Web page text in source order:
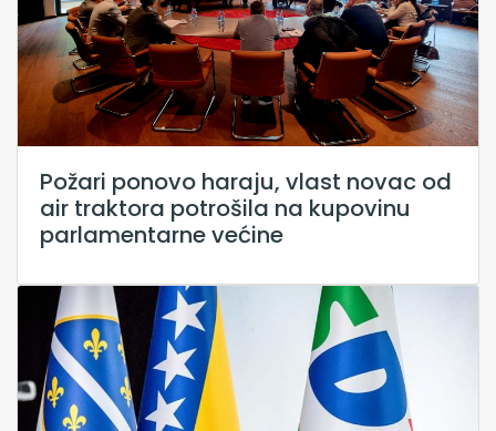
Požari ponovo haraju, vlast novac od
air traktora potrošila na kupovinu
parlamentarne većine